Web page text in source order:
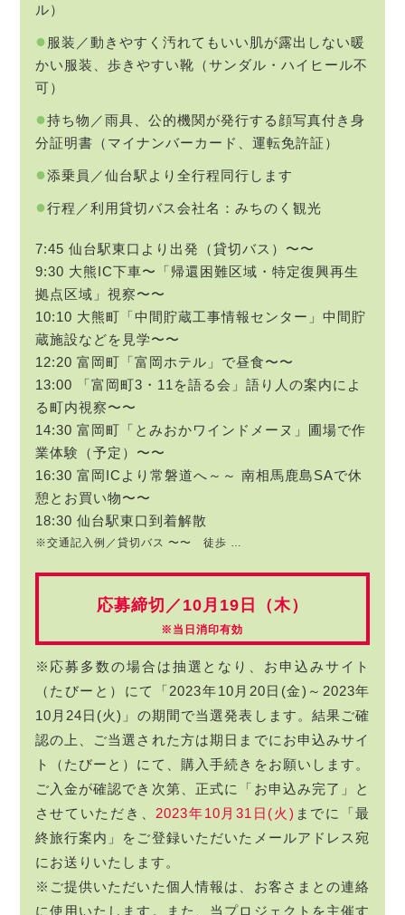
ル）
● 服装／動きやすく汚れてもいい肌が露出しない暖
かい服装、歩きやすい靴（サンダル・ハイヒール不
可）
●持ち物／雨具、公的機関が発行する顔写真付き身
分証明書（マイナンバーカード、運転免許証）
●添乗員／仙台駅より全行程同行します
●行程／利用貸切バス会社名：みちのく観光
7:45 仙台駅東口より出発（貸切バス）〜〜
9:30 大熊IC下車〜「帰還困難区域・特定復興再生
拠点区域」視察〜〜
10:10 大熊町「中間貯蔵工事情報センター」中間貯
蔵施設などを見学〜〜
12:20 富岡町「富岡ホテル」で昼食〜〜
13:00 「富岡町3・11を語る会」語り人の案内によ
る町内視察〜〜
14:30 富岡町「とみおかワインドメーヌ」圃場で作
業体験（予定）〜〜
16:30 富岡ICより常磐道へ～～ 南相馬鹿島SAで休
憩とお買い物〜〜
18:30 仙台駅東口到着解散
※交通記入例／貸切バス 〜〜 徒歩 …
応募締切／10月19日（木）
※当日消印有効
※応募多数の場合は抽選となり、お申込みサイト
（たびーと）にて「2023年10月20日(金)～2023年
10月24日(火)」の期間で当選発表します。結果ご確
認の上、ご当選された方は期日までにお申込みサイ
ト（たびーと）にて、購入手続きをお願いします。
ご入金が確認でき次第、正式に「お申込み完了」と
させていただき、 2023年10月31日(火) までに「最
終旅行案内」をご登録いただいたメールアドレス宛
にお送りいたします。
※ご提供いただいた個人情報は、お客さまとの連絡
に使用いたします。また、当プロジェクトを主催す